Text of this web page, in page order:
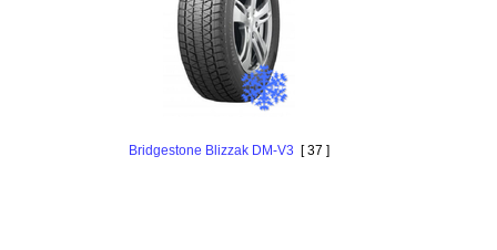
Bridgestone Blizzak DM-V3 [ 37 ]